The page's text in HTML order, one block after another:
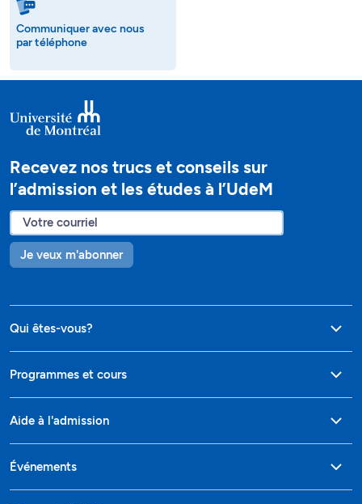
Communiquer avec nous
par téléphone
Recevez nos trucs et conseils sur
l’admission et les études à l’UdeM
Je veux m'abonner
Qui êtes-vous?
Programmes et cours
Aide à l'admission
Événements